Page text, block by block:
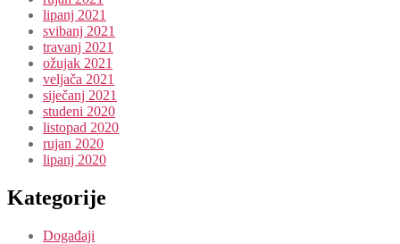
lipanj 2021
svibanj 2021
travanj 2021
ožujak 2021
veljača 2021
siječanj 2021
studeni 2020
listopad 2020
rujan 2020
lipanj 2020
Kategorije
Događaji